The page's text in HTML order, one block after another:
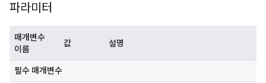
파라미터
매개변수
이름
값 설명
필수 매개변수